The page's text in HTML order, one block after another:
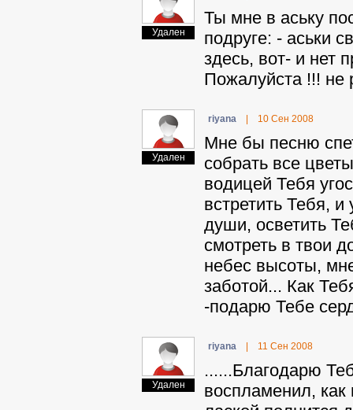
Удален
Ты мне в аську
подруге: - аськи
здесь, вот- и нет
Пожалуйста !!! не
Удален
riyana 10 Сен 2008
Мне бы песню
собрать все
водицей Тебя
встретить Тебя,
души, осветить
смотреть в твои
небес высоты,
заботой... Как
-подарю Тебе
Удален
riyana 11 Сен 2008
......Благодарю
воспламенил,